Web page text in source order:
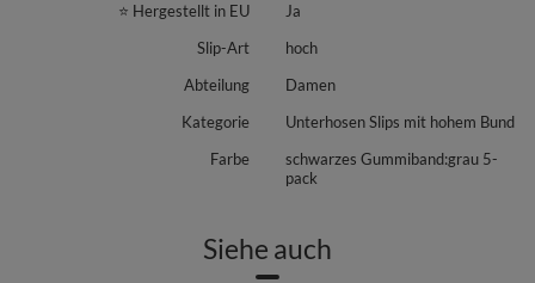
⭐ Hergestellt in EU
Ja
Slip-Art
hoch
Abteilung
Damen
Kategorie
Unterhosen Slips mit hohem Bund
Farbe
schwarzes Gummiband:grau 5-
pack
Siehe auch